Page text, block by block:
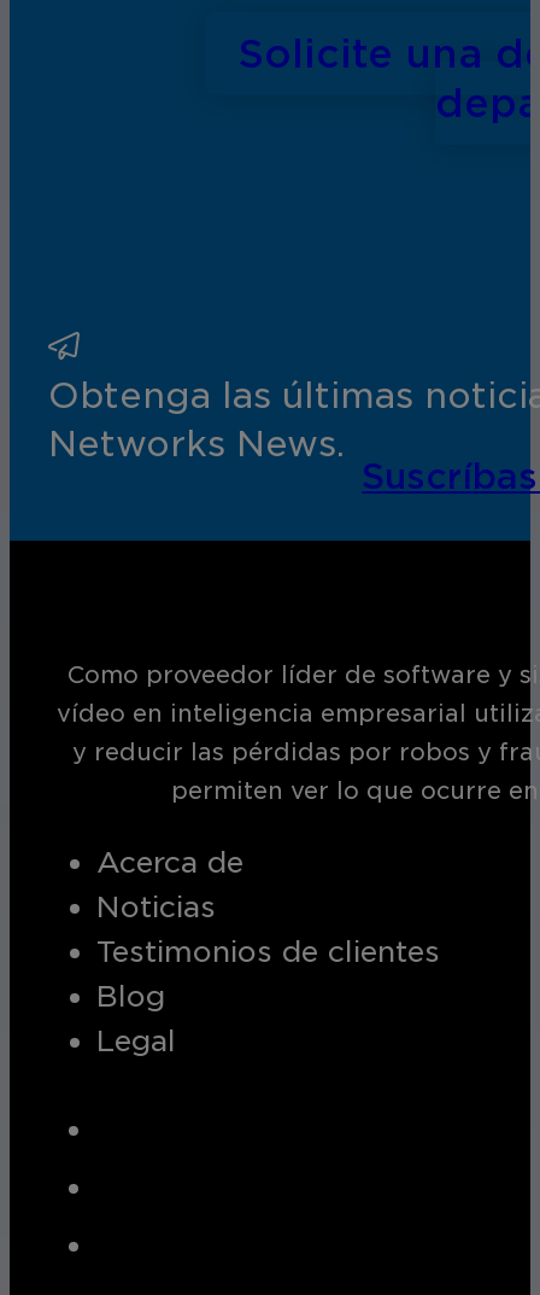
Solicite una
Obtenga las últimas
Networks News.
Como proveedor líder de software y
vídeo en inteligencia empresarial
y reducir las pérdidas por robos y
permiten ver lo que ocurre
Acerca de
Noticias
Testimonios de clientes
Blog
Legal